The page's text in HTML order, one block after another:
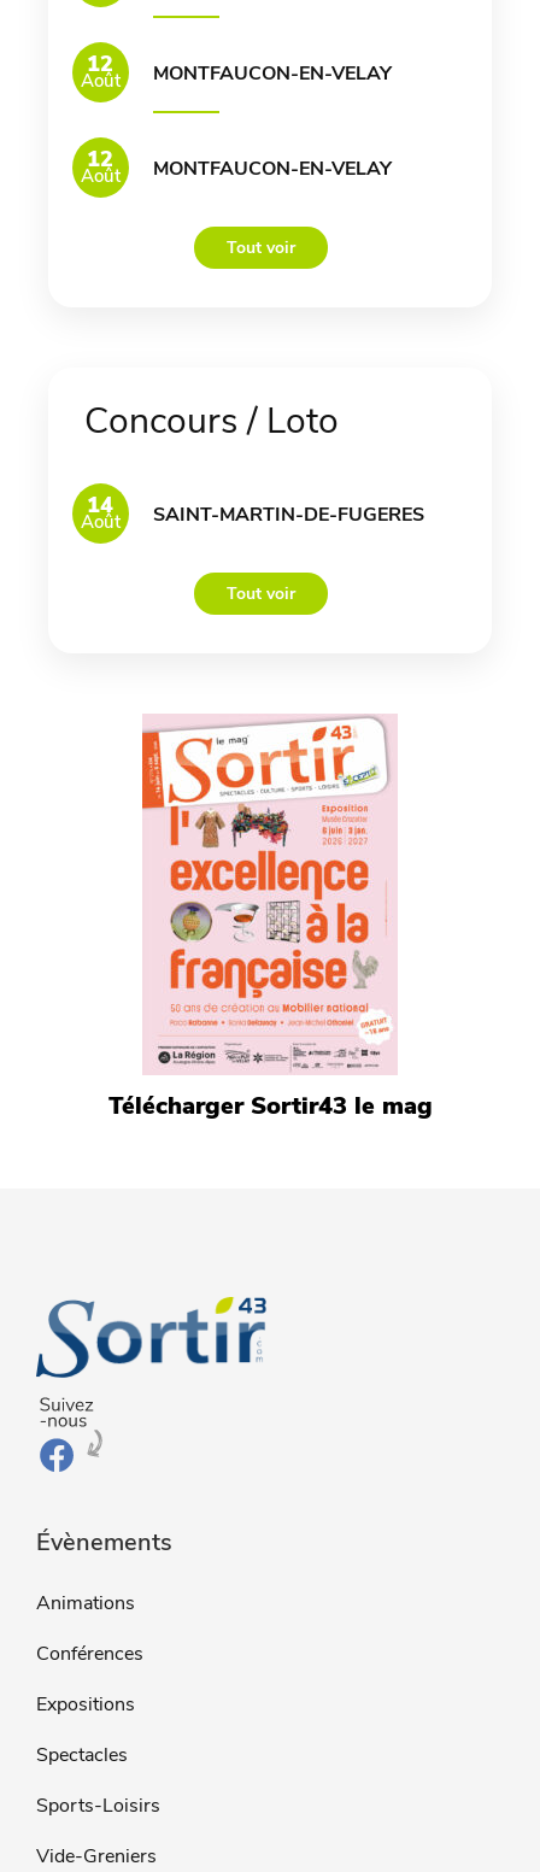
12
Août MONTFAUCON-EN-VELAY
12
Août MONTFAUCON-EN-VELAY
Tout voir
Concours / Loto
14
Août SAINT-MARTIN-DE-FUGERES
Tout voir
Télécharger Sortir43 le mag
Évènements
Animations
Conférences
Expositions
Spectacles
Sports-Loisirs
Vide-Greniers